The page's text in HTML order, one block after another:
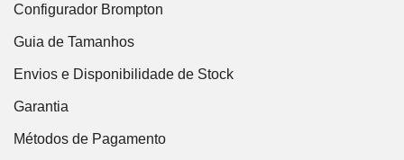
Configurador Brompton
Guia de Tamanhos
Envios e Disponibilidade de Stock
Garantia
Métodos de Pagamento